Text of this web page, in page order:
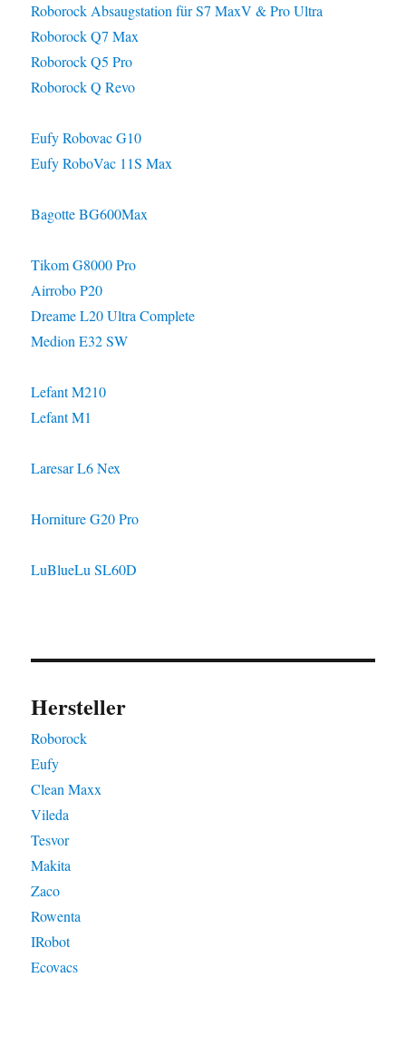
Roborock Absaugstation für S7 MaxV & Pro Ultra
Roborock Q7 Max
Roborock Q5 Pro
Roborock Q Revo
Eufy Robovac G10
Eufy RoboVac 11S Max
Bagotte BG600Max
Tikom G8000 Pro
Airrobo P20
Dreame L20 Ultra Complete
Medion E32 SW
Lefant M210
Lefant M1
Laresar L6 Nex
Horniture G20 Pro
LuBlueLu SL60D
Hersteller
Roborock
Eufy
Clean Maxx
Vileda
Tesvor
Makita
Zaco
Rowenta
IRobot
Ecovacs